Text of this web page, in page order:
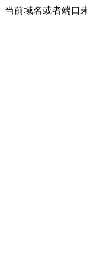
当前域名或者端口